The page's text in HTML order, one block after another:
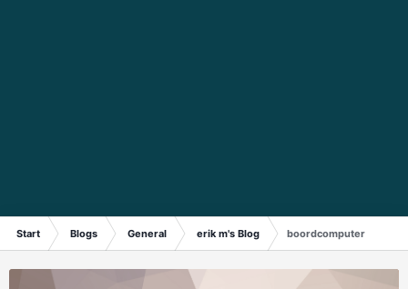
Start Blogs General erik m's Blog boordcomputer